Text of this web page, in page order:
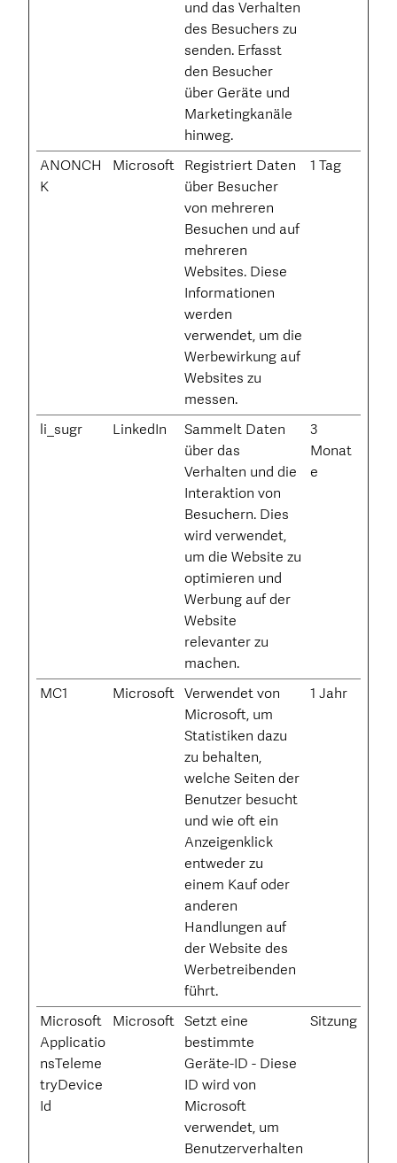
und das Verhalten
des Besuchers zu
senden. Erfasst
den Besucher
über Geräte und
Marketingkanäle
hinweg.
ANONCH
K
Microsoft Registriert Daten
über Besucher
von mehreren
Besuchen und auf
mehreren
Websites. Diese
Informationen
werden
verwendet, um die
Werbewirkung auf
Websites zu
messen.
1 Tag
li_sugr LinkedIn
Sammelt Daten
über das
Verhalten und die
Interaktion von
Besuchern. Dies
wird verwendet,
um die Website zu
optimieren und
Werbung auf der
Website
relevanter zu
machen.
3
Monat
e
MC1 Microsoft Verwendet von
Microsoft, um
Statistiken dazu
zu behalten,
welche Seiten der
Benutzer besucht
und wie oft ein
Anzeigenklick
entweder zu
einem Kauf oder
anderen
Handlungen auf
der Website des
Werbetreibenden
führt.
1 Jahr
Microsoft
Applicatio
nsTeleme
tryDevice
Id
Microsoft Setzt eine
bestimmte
Geräte-ID - Diese
ID wird von
Microsoft
verwendet, um
Benutzerverhalten
Sitzung